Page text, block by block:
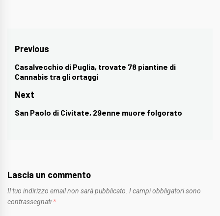
Navigazione
articoli
Previous
Previous
post:
Casalvecchio di Puglia, trovate 78 piantine di
Cannabis tra gli ortaggi
Next
Next
San Paolo di Civitate, 29enne muore folgorato
Lascia un commento
Il tuo indirizzo email non sarà pubblicato. I campi obbligatori sono
contrassegnati *